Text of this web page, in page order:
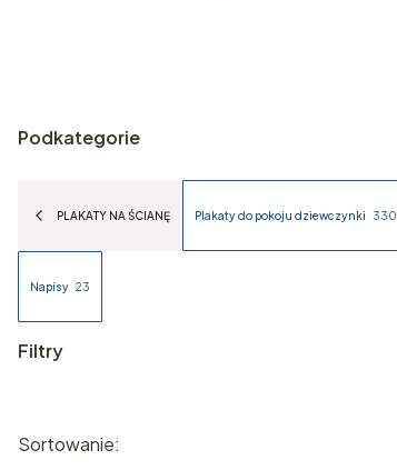
Podkategorie
PLAKATY NA ŚCIANĘ Plakaty do pokoju dziewczynki 330
Napisy 23
Filtry
Sortowanie: